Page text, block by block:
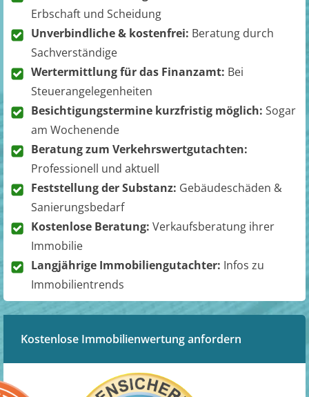
Erbschaft und Scheidung
Unverbindliche & kostenfrei: Beratung durch
Sachverständige
Wertermittlung für das Finanzamt: Bei
Steuerangelegenheiten
Besichtigungstermine kurzfristig möglich: Sogar
am Wochenende
Beratung zum Verkehrswertgutachten:
Professionell und aktuell
Feststellung der Substanz: Gebäudeschäden &
Sanierungsbedarf
Kostenlose Beratung: Verkaufsberatung ihrer
Immobilie
Langjährige Immobiliengutachter: Infos zu
Immobilientrends
Kostenlose Immobilienwertung anfordern